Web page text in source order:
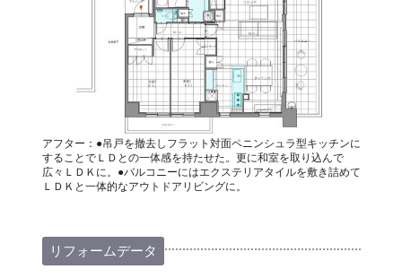
アフター：●吊戸を撤去しフラット対面ペニンシュラ型キッチンに
することでＬＤとの一体感を持たせた。更に和室を取り込んで
広々ＬＤＫに。●バルコニーにはエクステリアタイルを敷き詰めて
ＬＤＫと一体的なアウトドアリビングに。
リフォームデータ